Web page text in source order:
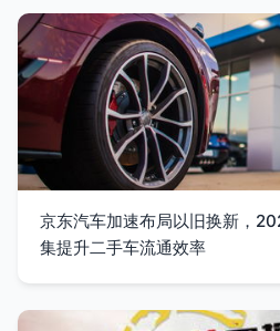
京东汽车加速布局以旧换新，
集提升二手车流通效率